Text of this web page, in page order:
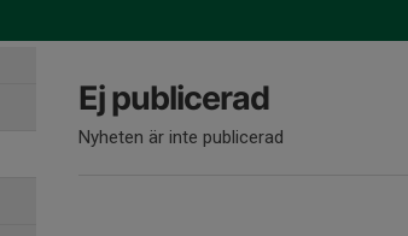
Ej publicerad
Nyheten är inte publicerad